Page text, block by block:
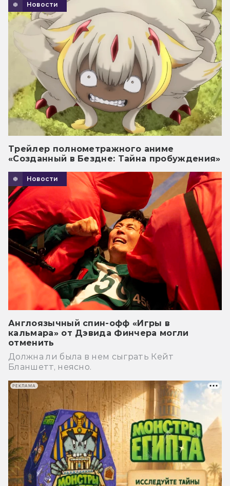
Новости
Трейлер полнометражного аниме
«Созданный в Бездне: Тайна пробуждения»
Новости
Англоязычный спин-офф «Игры в
кальмара» от Дэвида Финчера могли
отменить
Должна ли была в нем сыграть Кейт
Бланшетт, неясно.
РЕКЛАМА